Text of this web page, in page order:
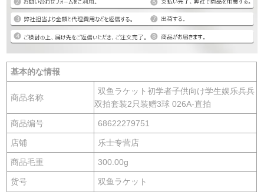
基本的な情報
商品名称
双鱼ラケット初学者子供向け学生娱乐兵兵
双拍套装2只装赠3球 026A-直拍
商品编号 68622279751
店铺 乐士专营店
商品毛重 300.00g
货号 双鱼ラケット